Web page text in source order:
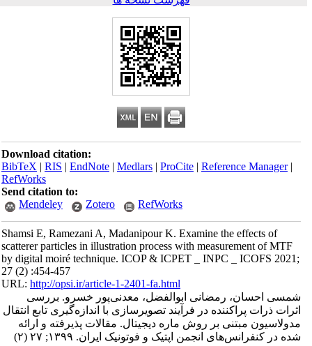
Download citation:
BibTeX|RIS|EndNote|Medlars|ProCite|Reference Manager
RefWorks
Send citation to:
Mendeley
Zotero RefWorks
Shamsi E, Ramezani A, Madanipour K. Examine the effects of
scatterer particles in illustration process with measurement of MTF
by digital moiré technique. ICOP & ICPET _ INPC _ ICOFS 2021;
27 (2) :454-457
URL:http://opsi.ir/article-1-2401-fa.html
شمسی احسان، رمضانی ابوالفضل، معدنی‌پور خسرو. بررسی
اثرات ذرات پراکننده در فرآیند تصویرسازی با اندازه‌گیری تابع انتقال
مدولاسیون مبتنی بر روش ماره دیجیتال. مقالات پذیرفته و ارائه
شده در کنفرانس‌های انجمن اپتیک و فوتونیک ایران. ۱۳۹۹; ۲۷ (۲)